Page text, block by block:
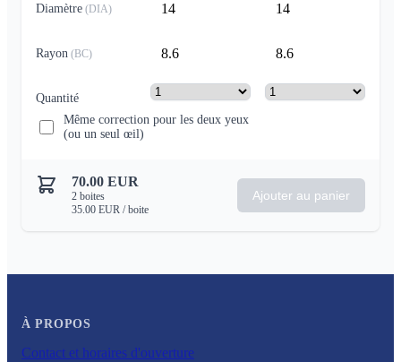
Diamètre (DIA) 14 14
Rayon (BC) 8.6 8.6
Quantité
Même correction pour les deux yeux
(ou un seul œil)
70.00 EUR
2 boites
35.00 EUR / boite
Ajouter au panier
À PROPOS
Contact et horaires d'ouverture